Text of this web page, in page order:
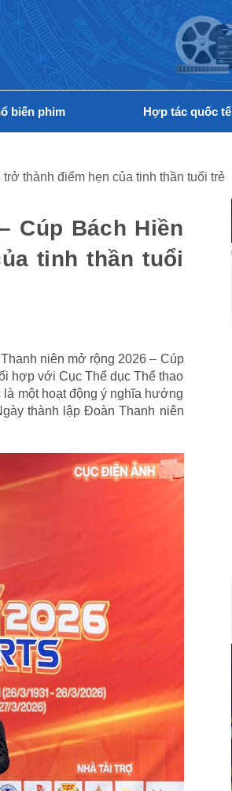
biến phim Hợp tác quốc tế
thành điểm hẹn của tinh thần tuổi trẻ
Cúp Bách Hiền
tinh thần tuổi
niên mở rộng 2026 – Cúp
hợp với Cục Thể dục Thể thao
một hoạt động ý nghĩa hướng
thành lập Đoàn Thanh niên